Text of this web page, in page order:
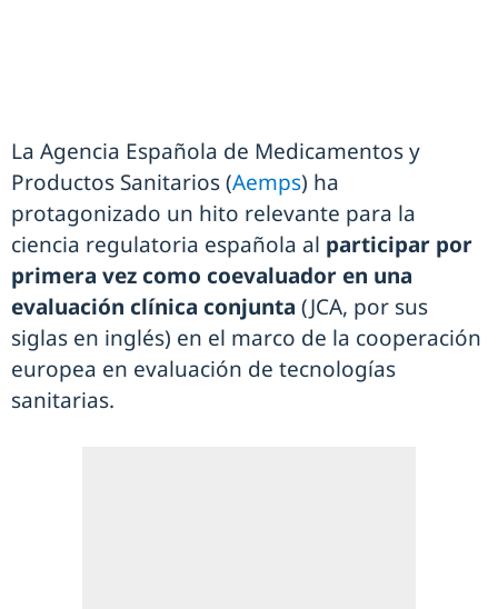
La Agencia Española de Medicamentos y
Productos Sanitarios (Aemps) ha
protagonizado un hito relevante para la
ciencia regulatoria española al participar por
primera vez como coevaluador en una
evaluación clínica conjunta (JCA, por sus
siglas en inglés) en el marco de la cooperación
europea en evaluación de tecnologías
sanitarias.